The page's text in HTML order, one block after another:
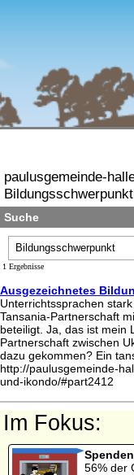
paulusgemeinde-
Bildungsschwerpunkt
Suche
1 Ergebnisse
Ausgezeichnetes
Unterrichtssprachen
Tansania-Partnerschaft
beteiligt. Ja, das ist mein
Partnerschaft zwischen
dazu gekommen? Ein
http://paulusgemeinde-
und-ikondo/#part2412
Im Fokus:
56% der